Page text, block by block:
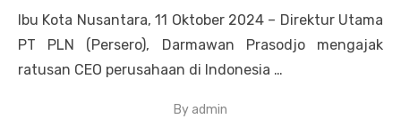
Ibu Kota Nusantara, 11 Oktober 2024 – Direktur Utama
PT PLN (Persero), Darmawan Prasodjo mengajak
ratusan CEO perusahaan di Indonesia …
By admin